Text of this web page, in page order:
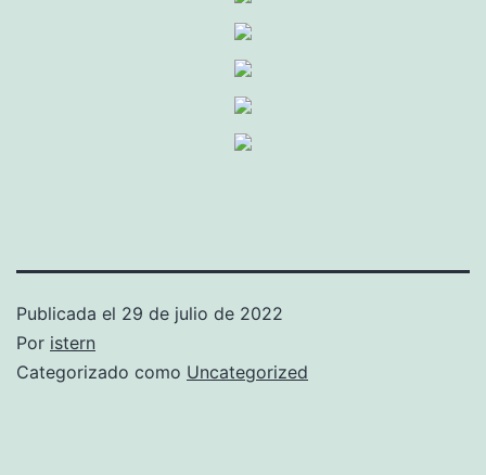
Publicada el 29 de julio de 2022
Por istern
Categorizado como Uncategorized